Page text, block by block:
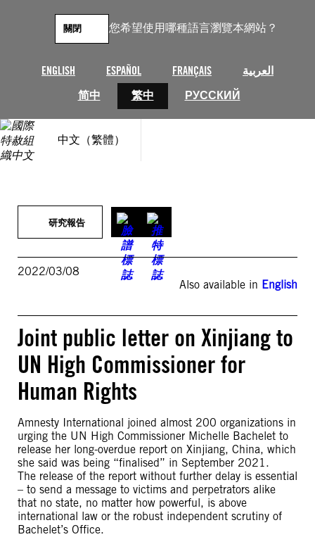
您希望使用哪種語言瀏覽本網站？
ENGLISH ESPAÑOL FRANÇAIS
العربية
简中
繁中 РУССКИЙ
關閉
中文（繁體）
研究報告
2022/03/08
Also available in English
Joint public letter on Xinjiang to
UN High Commissioner for
Human Rights
Amnesty International joined almost 200 organizations in
urging the UN High Commissioner Michelle Bachelet to
release her long-overdue report on Xinjiang, China, which
she said was being “finalised” in September 2021.
The release of the report without further delay is essential
– to send a message to victims and perpetrators alike
that no state, no matter how powerful, is above
international law or the robust independent scrutiny of
Bachelet’s Office.